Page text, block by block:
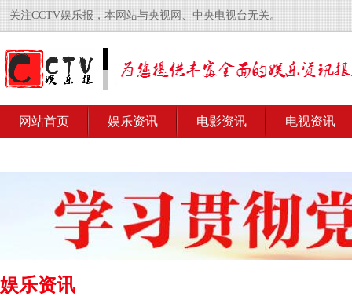
关注CCTV娱乐报，本网站与央视网、中央电视台无关。
网站首页 娱乐资讯 电影资讯 电视资讯
娱乐资讯